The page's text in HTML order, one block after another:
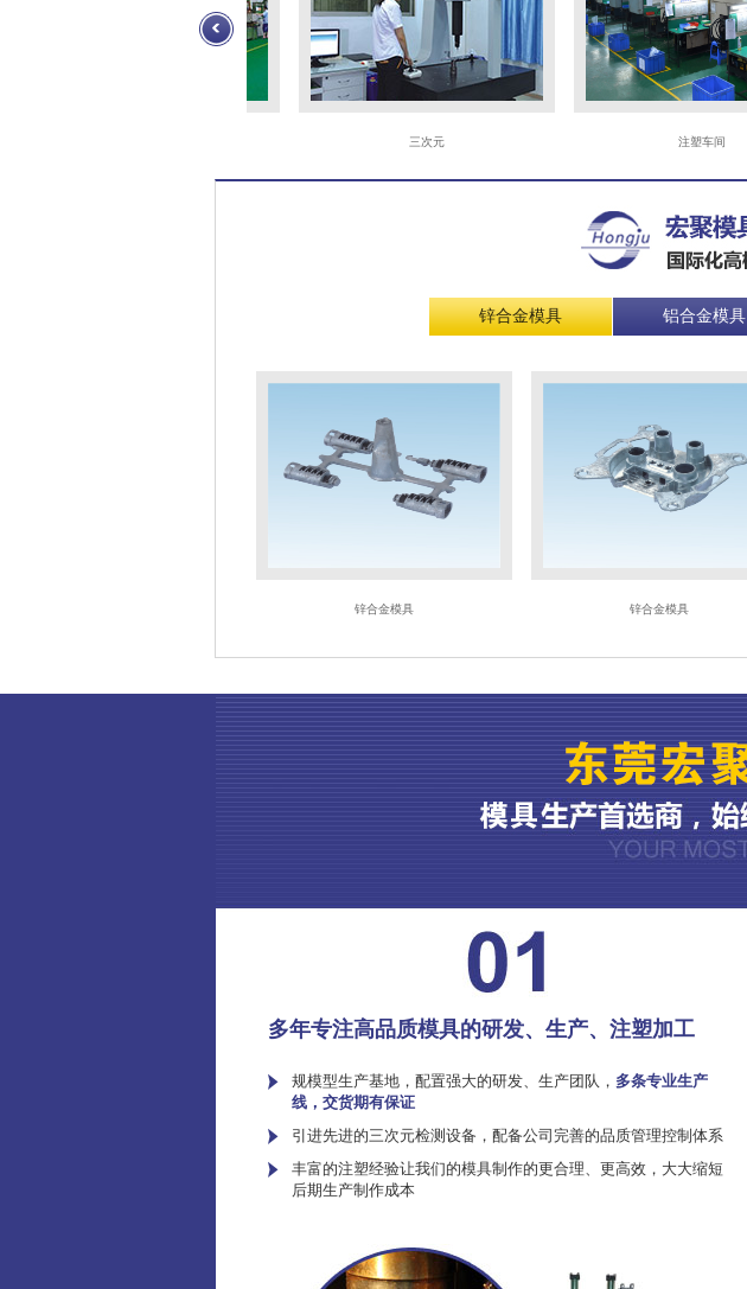
锌合金模具 铝合金模具
锌合金模具 锌合金模具
多年专注高品质模具的研发、生产、注塑加工
规模型生产基地，配置强大的研发、生产团队， 多条专业生产
线，交货期有保证
引进先进的三次元检测设备，配备公司完善的品质管理控制体系
丰富的注塑经验让我们的模具制作的更合理、更高效，大大缩短
后期生产制作成本